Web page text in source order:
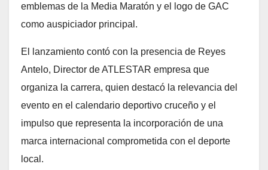
emblemas de la Media Maratón y el logo de GAC
como auspiciador principal.
El lanzamiento contó con la presencia de Reyes
Antelo, Director de ATLESTAR empresa que
organiza la carrera, quien destacó la relevancia del
evento en el calendario deportivo cruceño y el
impulso que representa la incorporación de una
marca internacional comprometida con el deporte
local.